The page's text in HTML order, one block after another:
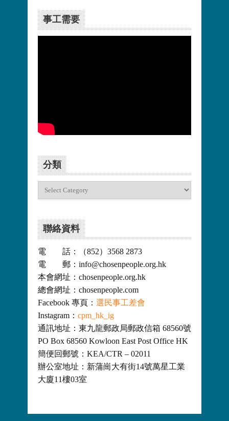
事工需要
分類
聯絡資料
電 話：（852）3568 2873
電 郵：info@chosenpeople.org.hk
本會網址：chosenpeople.org.hk
總會網址：chosenpeople.com
Facebook 專頁： 選民事工差會
Instagram： cpm_hk_ig
通訊地址：東九龍郵政局郵政信箱 68560號
PO Box 68560 Kowloon East Post Office HK
簡便回郵號：KEA/CTR – 02011
辦公室地址：新蒲崗大有街14號萬星工業
大廈11樓03室